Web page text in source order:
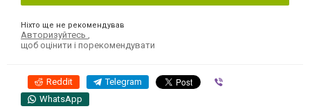
Ніхто ще не рекомендував
Авторизуйтесь
щоб оцінити і порекомендувати
Reddit Telegram
WhatsApp